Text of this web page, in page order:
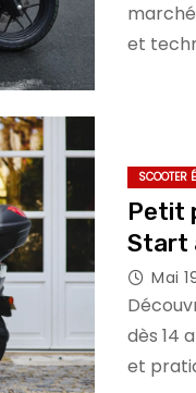
et
SCOOTER
Petit
Start
Mai
dès 14
et